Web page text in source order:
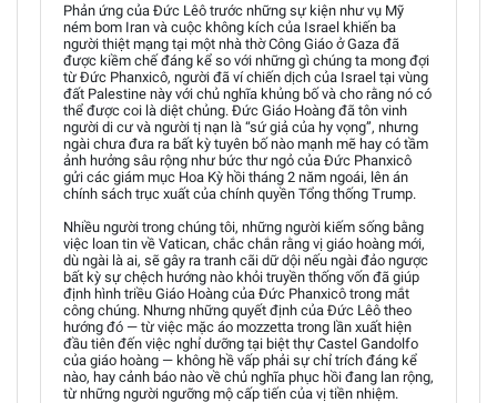
Phản ứng của Đức Lêô trước những sự kiện như vụ Mỹ
ném bom Iran và cuộc không kích của Israel khiến ba
người thiệt mạng tại một nhà thờ Công Giáo ở Gaza đã
được kiềm chế đáng kể so với những gì chúng ta mong đợi
từ Đức Phanxicô, người đã ví chiến dịch của Israel tại vùng
đất Palestine này với chủ nghĩa khủng bố và cho rằng nó có
thể được coi là diệt chủng. Đức Giáo Hoàng đã tôn vinh
người di cư và người tị nạn là “sứ giả của hy vọng”, nhưng
ngài chưa đưa ra bất kỳ tuyên bố nào mạnh mẽ hay có tầm
ảnh hưởng sâu rộng như bức thư ngỏ của Đức Phanxicô
gửi các giám mục Hoa Kỳ hồi tháng 2 năm ngoái, lên án
chính sách trục xuất của chính quyền Tổng thống Trump.
Nhiều người trong chúng tôi, những người kiếm sống bằng
việc loan tin về Vatican, chắc chắn rằng vị giáo hoàng mới,
dù ngài là ai, sẽ gây ra tranh cãi dữ dội nếu ngài đảo ngược
bất kỳ sự chệch hướng nào khỏi truyền thống vốn đã giúp
định hình triều Giáo Hoàng của Đức Phanxicô trong mắt
công chúng. Nhưng những quyết định của Đức Lêô theo
hướng đó — từ việc mặc áo mozzetta trong lần xuất hiện
đầu tiên đến việc nghỉ dưỡng tại biệt thự Castel Gandolfo
của giáo hoàng — không hề vấp phải sự chỉ trích đáng kể
nào, hay cảnh báo nào về chủ nghĩa phục hồi đang lan rộng,
từ những người ngưỡng mộ cấp tiến của vị tiền nhiệm.